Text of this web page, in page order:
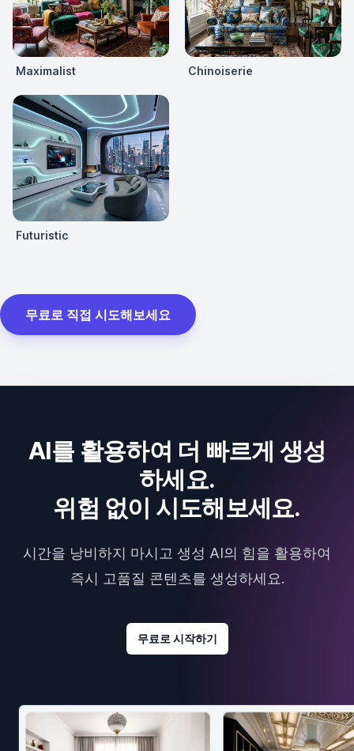
Maximalist Chinoiserie
Futuristic
무료로 직접 시도해보세요
AI를 활용하여 더 빠르게 생성
하세요.
위험 없이 시도해보세요.
시간을 낭비하지 마시고 생성 AI의 힘을 활용하여
즉시 고품질 콘텐츠를 생성하세요.
무료로 시작하기